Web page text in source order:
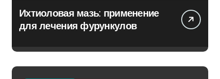
Ихтиоловая мазь: применение
для лечения фурункулов